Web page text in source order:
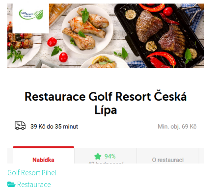
Golf Resort Pihel
Restaurace